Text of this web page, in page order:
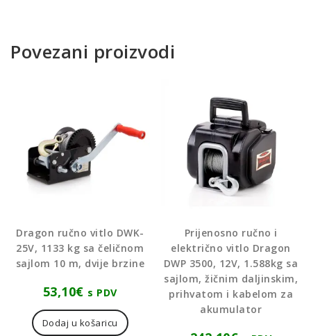
Povezani proizvodi
Dragon ručno vitlo DWK-
25V, 1133 kg sa čeličnom
sajlom 10 m, dvije brzine
53,10€ s PDV
Dodaj u košaricu
Prijenosno ručno i
električno vitlo Dragon
DWP 3500, 12V, 1.588kg sa
sajlom, žičnim daljinskim,
prihvatom i kabelom za
akumulator